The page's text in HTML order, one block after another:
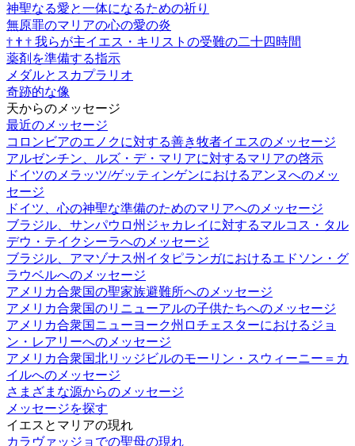
神聖なる愛と一体になるための祈り
無原罪のマリアの心の愛の炎
† † † 我らが主イエス・キリストの受難の二十四時間
薬剤を準備する指示
メダルとスカプラリオ
奇跡的な像
天からのメッセージ
最近のメッセージ
コロンビアのエノクに対する善き牧者イエスのメッセージ
アルゼンチン、ルズ・デ・マリアに対するマリアの啓示
ドイツのメラッツ/ゲッティンゲンにおけるアンヌへのメッ
セージ
ドイツ、心の神聖な準備のためのマリアへのメッセージ
ブラジル、サンパウロ州ジャカレイに対するマルコス・タル
デウ・テイクシーラへのメッセージ
ブラジル、アマゾナス州イタピランガにおけるエドソン・グ
ラウベルへのメッセージ
アメリカ合衆国の聖家族避難所へのメッセージ
アメリカ合衆国のリニューアルの子供たちへのメッセージ
アメリカ合衆国ニューヨーク州ロチェスターにおけるジョ
ン・レアリーへのメッセージ
アメリカ合衆国北リッジビルのモーリン・スウィーニー＝カ
イルへのメッセージ
さまざまな源からのメッセージ
メッセージを探す
イエスとマリアの現れ
カラヴァッジョでの聖母の現れ